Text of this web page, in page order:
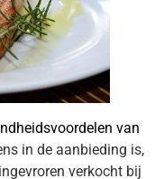
van
in de aanbieding is,
verkocht bij